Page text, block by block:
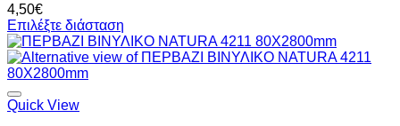
4,50€
Επιλέξτε διάσταση
Quick View